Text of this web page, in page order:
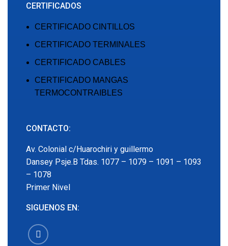
CERTIFICADOS
CERTIFICADO CINTILLOS
CERTIFICADO TERMINALES
CERTIFICADO CABLES
CERTIFICADO MANGAS
TERMOCONTRAIBLES
CONTACTO:
Av. Colonial c/Huarochiri y guillermo
Dansey Psje.B Tdas. 1077 – 1079 – 1091 – 1093
– 1078
Primer Nivel
SIGUENOS EN: